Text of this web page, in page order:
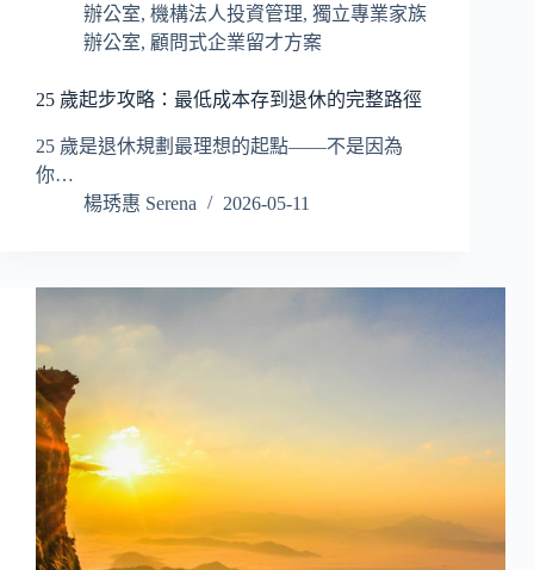
辦公室, 機構法人投資管理, 獨立專業家族
辦公室, 顧問式企業留才方案
25 歲起步攻略：最低成本存到退休的完整路徑
25 歲是退休規劃最理想的起點——不是因為
你…
楊琇惠 Serena
2026-05-11